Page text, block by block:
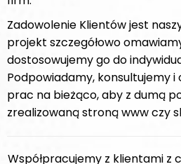
Zadowolenie Klientów jest
projekt szczegółowo
dostosowujemy go do
Podpowiadamy, konsultujemy
prac na bieżąco, aby z dumą
zrealizowaną stroną www czy
Współpracujemy z klientami z